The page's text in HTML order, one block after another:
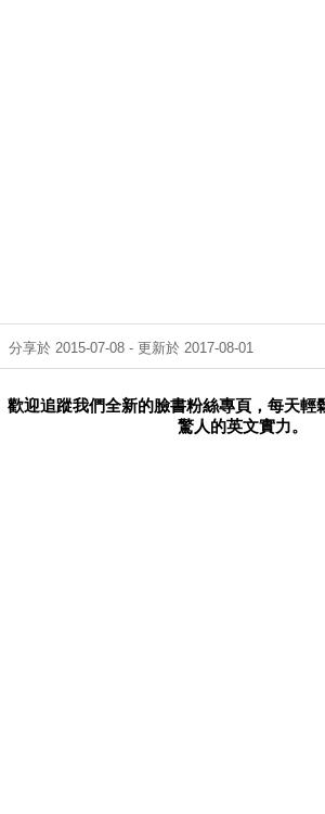
分享於 2015-07-08 - 更新於 2017-08-01
歡迎追蹤我們全新的臉書粉絲專頁，每天輕
驚人的英文實力。